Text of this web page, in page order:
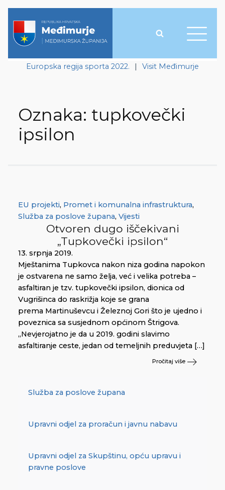
Europska regija sporta 2022. | Visit Međimurje
Oznaka: tupkovečki
ipsilon
EU projekti, Promet i komunalna infrastruktura,
Služba za poslove župana, Vijesti
Otvoren dugo iščekivani
„Tupkovečki ipsilon“
13. srpnja 2019.
Mještanima Tupkovca nakon niza godina napokon
je ostvarena ne samo želja, već i velika potreba –
asfaltiran je tzv. tupkovečki ipsilon, dionica od
Vugrišinca do raskrižja koje se grana
prema Martinuševcu i Železnoj Gori što je ujedno i
poveznica sa susjednom općinom Štrigova.
„Nevjerojatno je da u 2019. godini slavimo
asfaltiranje ceste, jedan od temeljnih preduvjeta […]
Pročitaj više
Služba za poslove župana
Upravni odjel za proračun i javnu nabavu
Upravni odjel za Skupštinu, opću upravu i
pravne poslove